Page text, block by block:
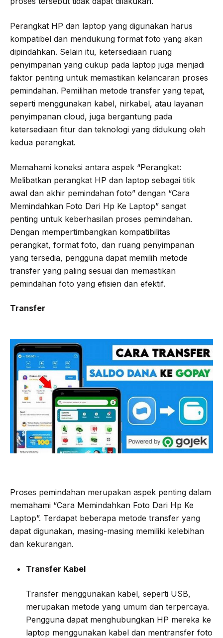
Perangkat HP dan laptop yang digunakan harus
kompatibel dan mendukung format foto yang akan
dipindahkan. Selain itu, ketersediaan ruang
penyimpanan yang cukup pada laptop juga menjadi
faktor penting untuk memastikan kelancaran proses
pemindahan. Pemilihan metode transfer yang tepat,
seperti menggunakan kabel, nirkabel, atau layanan
penyimpanan cloud, juga bergantung pada
ketersediaan fitur dan teknologi yang didukung oleh
kedua perangkat.
Memahami koneksi antara aspek “Perangkat:
Melibatkan perangkat HP dan laptop sebagai titik
awal dan akhir pemindahan foto” dengan “Cara
Memindahkan Foto Dari Hp Ke Laptop” sangat
penting untuk keberhasilan proses pemindahan.
Dengan mempertimbangkan kompatibilitas
perangkat, format foto, dan ruang penyimpanan
yang tersedia, pengguna dapat memilih metode
transfer yang paling sesuai dan memastikan
pemindahan foto yang efisien dan efektif.
Transfer
Proses pemindahan merupakan aspek penting dalam
memahami “Cara Memindahkan Foto Dari Hp Ke
Laptop”. Terdapat beberapa metode transfer yang
dapat digunakan, masing-masing memiliki kelebihan
dan kekurangan.
Transfer Kabel
Transfer menggunakan kabel, seperti USB,
merupakan metode yang umum dan terpercaya.
Pengguna dapat menghubungkan HP mereka ke
laptop menggunakan kabel dan mentransfer foto